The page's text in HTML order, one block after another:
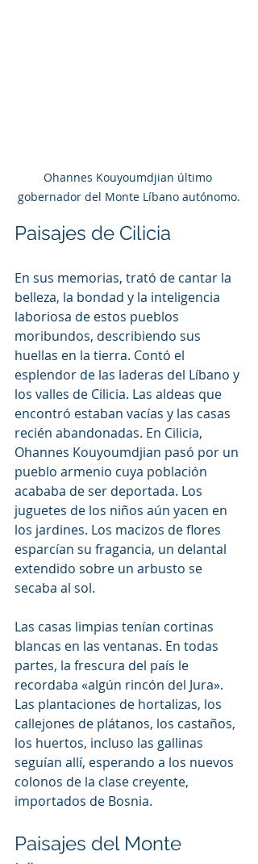
Ohannes Kouyoumdjian último
gobernador del Monte Líbano autónomo.
Paisajes de Cilicia
En sus memorias, trató de cantar la
belleza, la bondad y la inteligencia
laboriosa de estos pueblos
moribundos, describiendo sus
huellas en la tierra. Contó el
esplendor de las laderas del Líbano y
los valles de Cilicia. Las aldeas que
encontró estaban vacías y las casas
recién abandonadas. En Cilicia,
Ohannes Kouyoumdjian pasó por un
pueblo armenio cuya población
acababa de ser deportada. Los
juguetes de los niños aún yacen en
los jardines. Los macizos de flores
esparcían su fragancia, un delantal
extendido sobre un arbusto se
secaba al sol.
Las casas limpias tenían cortinas
blancas en las ventanas. En todas
partes, la frescura del país le
recordaba «algún rincón del Jura».
Las plantaciones de hortalizas, los
callejones de plátanos, los castaños,
los huertos, incluso las gallinas
seguían allí, esperando a los nuevos
colonos de la clase creyente,
importados de Bosnia.
Paisajes del Monte